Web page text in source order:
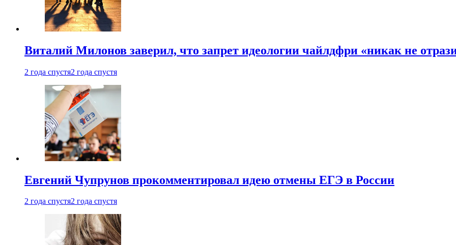
Виталий Милонов заверил, что запрет идеологии чайлдфри «никак не
2 года спустя2 года спустя
Евгений Чупрунов прокомментировал идею отмены ЕГЭ в России
2 года спустя2 года спустя